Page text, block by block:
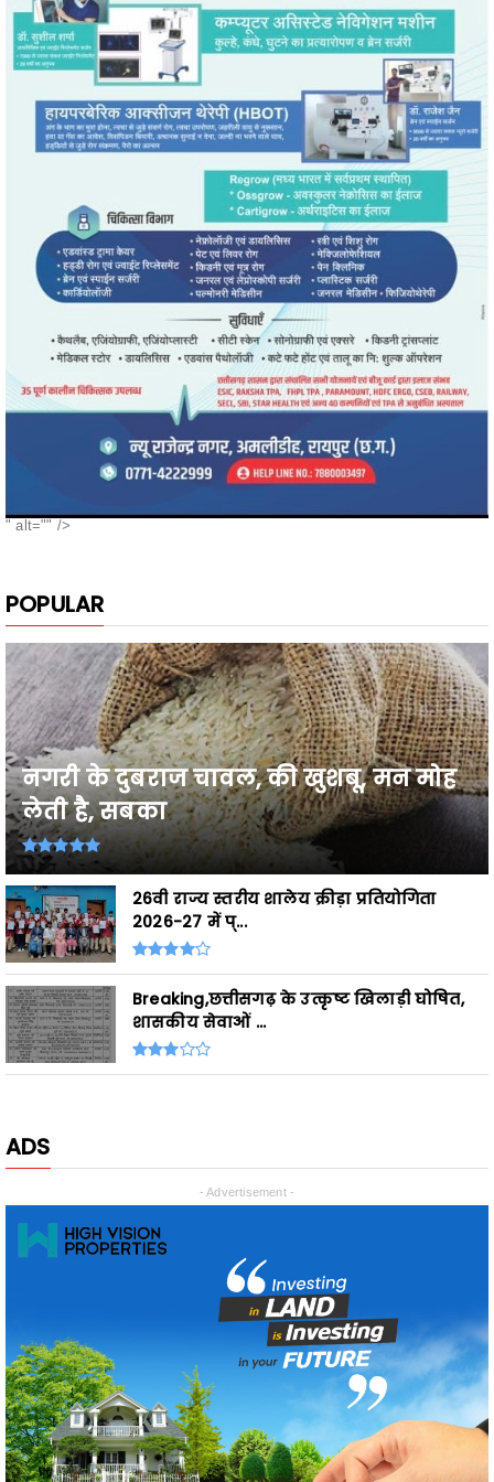
POPULAR
नगरी के दुबराज चावल, की खुशबू, मन मोह
लेती है, सबका
26वी राज्य स्तरीय शालेय क्रीड़ा प्रतियोगिता
2026-27 में प्...
Breaking,छत्तीसगढ़ के उत्कृष्ट खिलाड़ी घोषित,
शासकीय सेवाओं ...
ADS